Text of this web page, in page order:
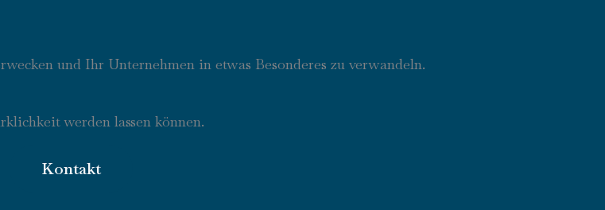
und Ihr Unternehmen in etwas Besonderes zu verwandeln.
werden lassen können.
Kontakt